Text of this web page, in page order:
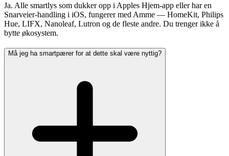
Ja. Alle smartlys som dukker opp i Apples Hjem-app eller har en
Snarveier-handling i iOS, fungerer med Amme — HomeKit, Philips
Hue, LIFX, Nanoleaf, Lutron og de fleste andre. Du trenger ikke å
bytte økosystem.
Må jeg ha smartpærer for at dette skal være nyttig?